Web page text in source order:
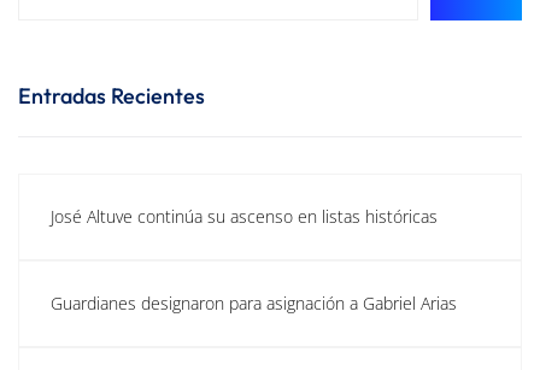
Entradas Recientes
José Altuve continúa su ascenso en listas históricas
Guardianes designaron para asignación a Gabriel Arias